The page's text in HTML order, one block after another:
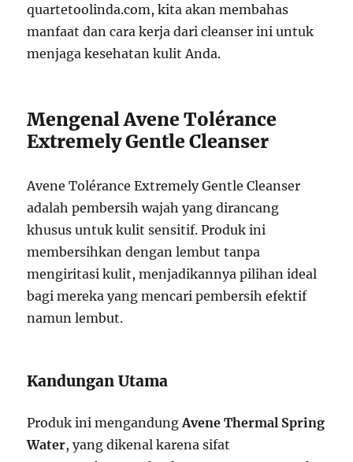
quartetoolinda.com, kita akan membahas
manfaat dan cara kerja dari cleanser ini untuk
menjaga kesehatan kulit Anda.
Mengenal Avene Tolérance
Extremely Gentle Cleanser
Avene Tolérance Extremely Gentle Cleanser
adalah pembersih wajah yang dirancang
khusus untuk kulit sensitif. Produk ini
membersihkan dengan lembut tanpa
mengiritasi kulit, menjadikannya pilihan ideal
bagi mereka yang mencari pembersih efektif
namun lembut.
Kandungan Utama
Produk ini mengandungAvene Thermal Spring
Water, yang dikenal karena sifat